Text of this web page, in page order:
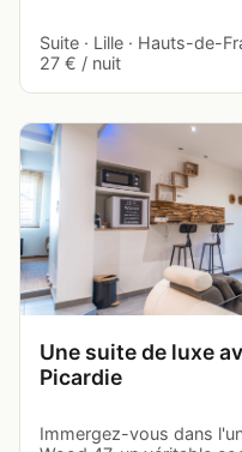
Suite · Lille · Hauts-de-
27 € / nuit
Une suite de luxe
Picardie
Immergez-vous dans